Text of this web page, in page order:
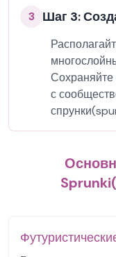
3 Шаг 3:
Сохраняйте
с